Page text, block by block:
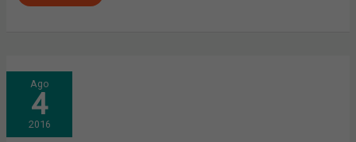
Ago
4
2016
¿DE
QUÉ
HAN
HABLADO
LOS
MEDIOS
DE